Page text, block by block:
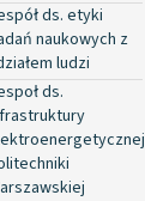
ds. etyki
naukowych z
ludzi
ds.